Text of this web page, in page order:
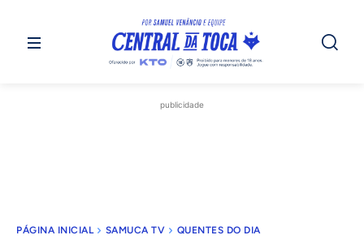
publicidade
PÁGINA INICIAL SAMUCA TV QUENTES DO DIA